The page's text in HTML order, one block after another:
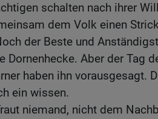
schalten nach ihrer
dem Volk einen
der Beste und
Dornenhecke. Aber der Tag
haben ihn vorausgesagt.
ein wissen.
niemand, nicht dem